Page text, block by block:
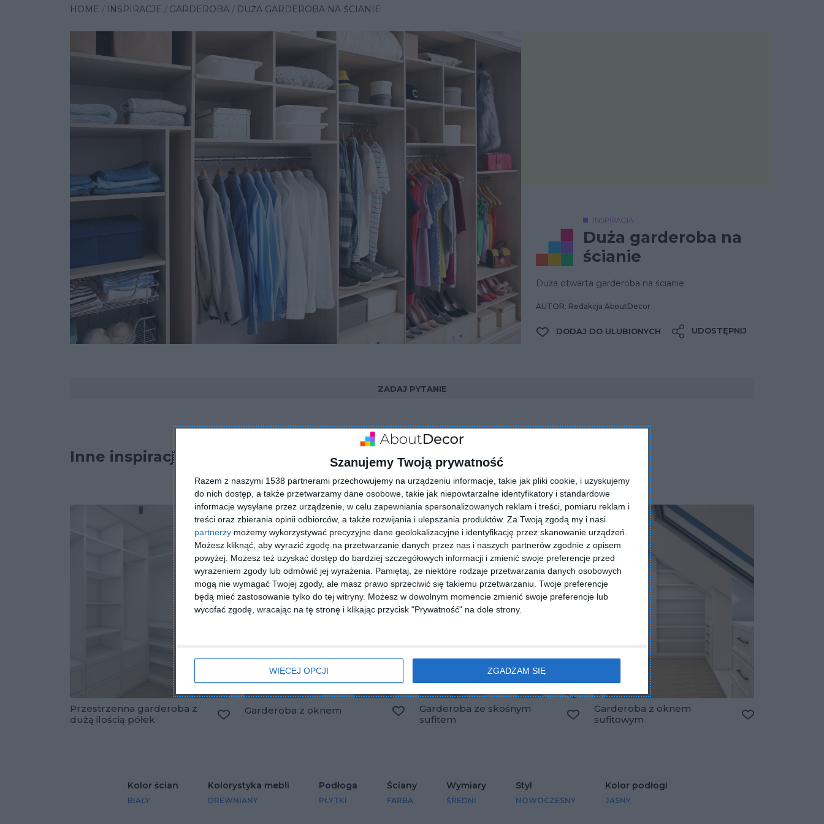
Szanujemy Twoją prywatność
Razem z naszymi 1538 partnerami przechowujemy na urządzeniu informacje, takie jak pliki cookie, i uzyskujemy
do nich dostęp, a także przetwarzamy dane osobowe, takie jak niepowtarzalne identyfikatory i standardowe
informacje wysyłane przez urządzenie, w celu zapewniania spersonalizowanych reklam i treści, pomiaru reklam i
treści oraz zbierania opinii odbiorców, a także rozwijania i ulepszania produktów. Za Twoją zgodą my i nasi
partnerzy możemy wykorzystywać precyzyjne dane geolokalizacyjne i identyfikację przez skanowanie urządzeń.
Możesz kliknąć, aby wyrazić zgodę na przetwarzanie danych przez nas i naszych partnerów zgodnie z opisem
powyżej. Możesz też uzyskać dostęp do bardziej szczegółowych informacji i zmienić swoje preferencje przed
wyrażeniem zgody lub odmówić jej wyrażenia.
Pamiętaj, że niektóre rodzaje przetwarzania danych osobowych
mogą nie wymagać Twojej zgody, ale masz prawo sprzeciwić się takiemu przetwarzaniu. Twoje preferencje
będą mieć zastosowanie tylko do tej witryny. Możesz w dowolnym momencie zmienić swoje preferencje lub
wycofać zgodę, wracając na tę stronę i klikając przycisk "Prywatność" na dole strony.
WIĘCEJ OPCJI ZGADZAM SIĘ
HOME INSPIRACJE GARDEROBA DUŻA GARDEROBA NA ŚCIANIE
INSPIRACJA
Duża garderoba na
ścianie
Duża otwarta garderoba na ścianie
AUTOR: Redakcja AboutDecor
DODAJ DO ULUBIONYCH UDOSTĘPNIJ
ZADAJ PYTANIE
Inne inspiracje
Przestrzenna garderoba z
dużą ilością półek
Garderoba z oknem
Dodaj do ulubionych
Garderoba ze skośnym
sufitem
Dodaj do ulubionych
Garderoba z oknem
sufitowym
Kolor ścian
BIAŁY
Kolorystyka mebli
DREWNIANY
Podłoga
PŁYTKI
Ściany
FARBA
Wymiary
ŚREDNI
Styl
NOWOCZESNY
Kolor podłogi
JASNY